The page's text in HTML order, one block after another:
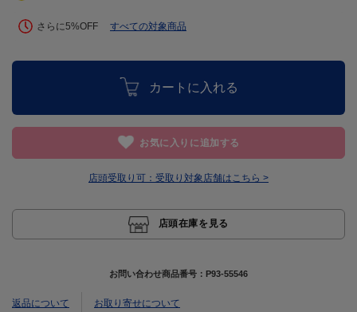
さらに5%OFF すべての対象商品
カートに入れる
お気に入りに追加する
店頭受取り可： 受取り対象店舗はこちら >
店頭在庫を見る
お問い合わせ商品番号： P93-55546
返品について お取り寄せについて